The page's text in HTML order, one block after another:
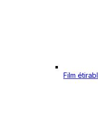
Film